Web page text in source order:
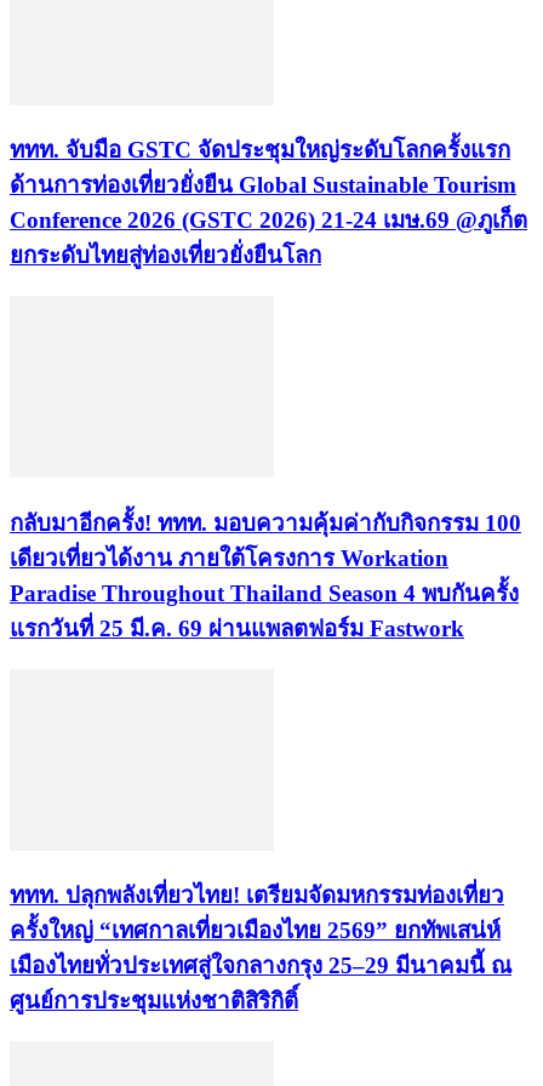
ททท. จับมือ GSTC จัดประชุมใหญ่ระดับโลกครั้งแรก
ด้านการท่องเที่ยวยั่งยืน Global Sustainable Tourism
Conference 2026 (GSTC 2026) 21-24 เมษ.69 @ภูเก็ต
ยกระดับไทยสู่ท่องเที่ยวยั่งยืนโลก
กลับมาอีกครั้ง! ททท. มอบความคุ้มค่ากับกิจกรรม 100
เดียวเที่ยวได้งาน ภายใต้โครงการ Workation
Paradise Throughout Thailand Season 4 พบกันครั้ง
แรกวันที่ 25 มี.ค. 69 ผ่านแพลตฟอร์ม Fastwork
ททท. ปลุกพลังเที่ยวไทย! เตรียมจัดมหกรรมท่องเที่ยว
ครั้งใหญ่ “เทศกาลเที่ยวเมืองไทย 2569” ยกทัพเสน่ห์
เมืองไทยทั่วประเทศสู่ใจกลางกรุง 25–29 มีนาคมนี้ ณ
ศูนย์การประชุมแห่งชาติสิริกิติ์